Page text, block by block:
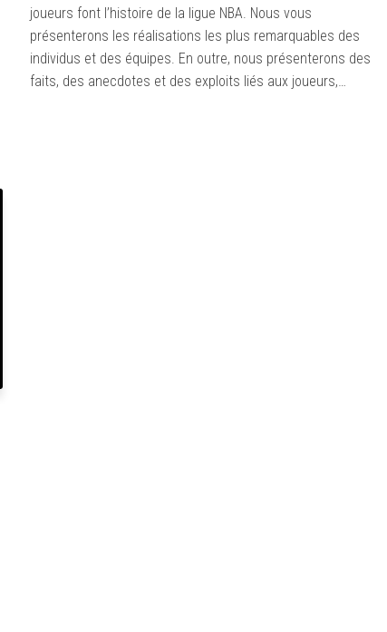
joueurs font l’histoire de la ligue NBA. Nous vous
présenterons les réalisations les plus remarquables des
individus et des équipes. En outre, nous présenterons des
faits, des anecdotes et des exploits liés aux joueurs,…